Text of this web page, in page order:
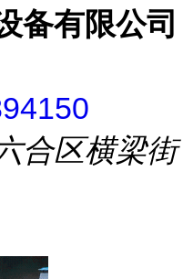
备有限公司
合区横梁街